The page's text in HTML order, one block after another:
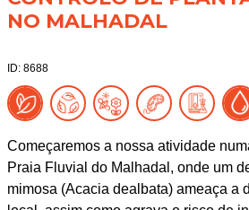
NO MALHADAL
ID: 8688
Começaremos a nossa atividade
Praia Fluvial do Malhadal, onde um
mimosa (Acacia dealbata) ameaça a